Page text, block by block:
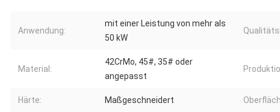
Anwendung:
mit einer Leistung von mehr als
50 kW
Material:
42CrMo, 45#, 35# oder
angepasst
Härte: Maßgeschneidert